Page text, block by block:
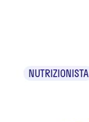
NUTRIZIONISTA